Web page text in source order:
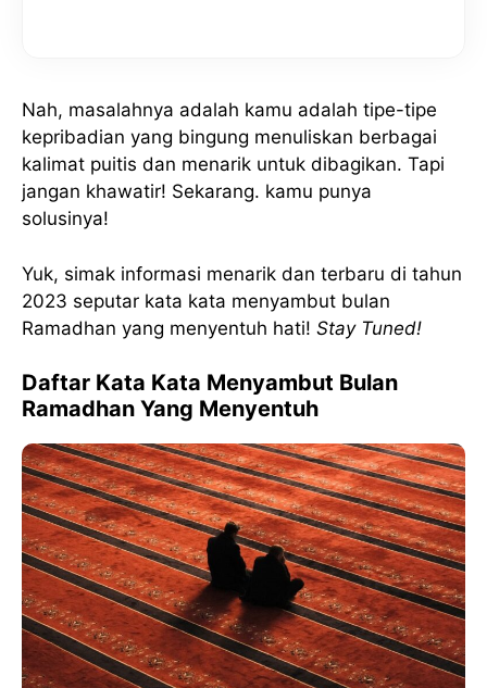
Nah, masalahnya adalah kamu adalah tipe-tipe
kepribadian yang bingung menuliskan berbagai
kalimat puitis dan menarik untuk dibagikan. Tapi
jangan khawatir! Sekarang. kamu punya
solusinya!
Yuk, simak informasi menarik dan terbaru di tahun
2023 seputar kata kata menyambut bulan
Ramadhan yang menyentuh hati! Stay Tuned!
Daftar Kata Kata Menyambut Bulan
Ramadhan Yang Menyentuh